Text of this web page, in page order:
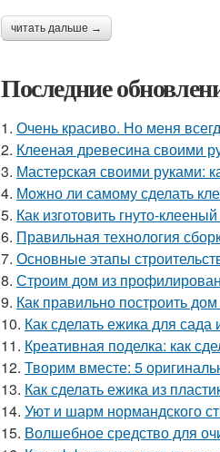
читать дальше →
Последние
1. Очень красиво. Но меня
2. Клееная древесина своими
3. Мастерская своими руками:
4. Можно ли самому сделать
5. Как изготовить гнуто-
6. Правильная технология
7. Основные этапы
8. Строим дом из
9. Как правильно построить
10. Как сделать ежика для
11. Креативная поделка: как
12. Творим вместе: 5
13. Как сделать ежика из
14. Уют и шарм нормандского
15. Волшебное средство для